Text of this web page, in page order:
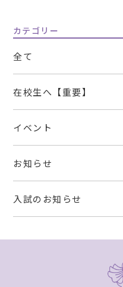
カテゴリー
全て
在校生へ【重要】
イベント
お知らせ
入試のお知らせ